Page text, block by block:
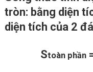
tròn: bằng diện
diện tích của 2
Stoàn phần